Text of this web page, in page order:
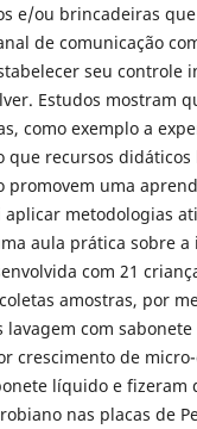
e/ou brincadeiras
de comunicação
seu controle
Estudos mostram
como exemplo a
que recursos
promovem uma
metodologias
aula prática sobre
com 21
amostras, por
lavagem com
crescimento de
líquido e fizeram
nas placas de